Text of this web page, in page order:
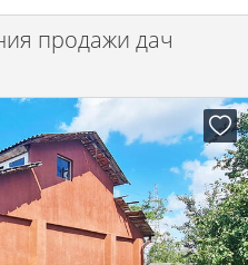
продажи дач